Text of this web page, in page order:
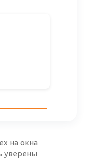
на окна
уверены